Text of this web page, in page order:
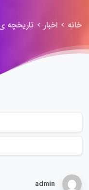
خانه اخبار تاریخچه
admin